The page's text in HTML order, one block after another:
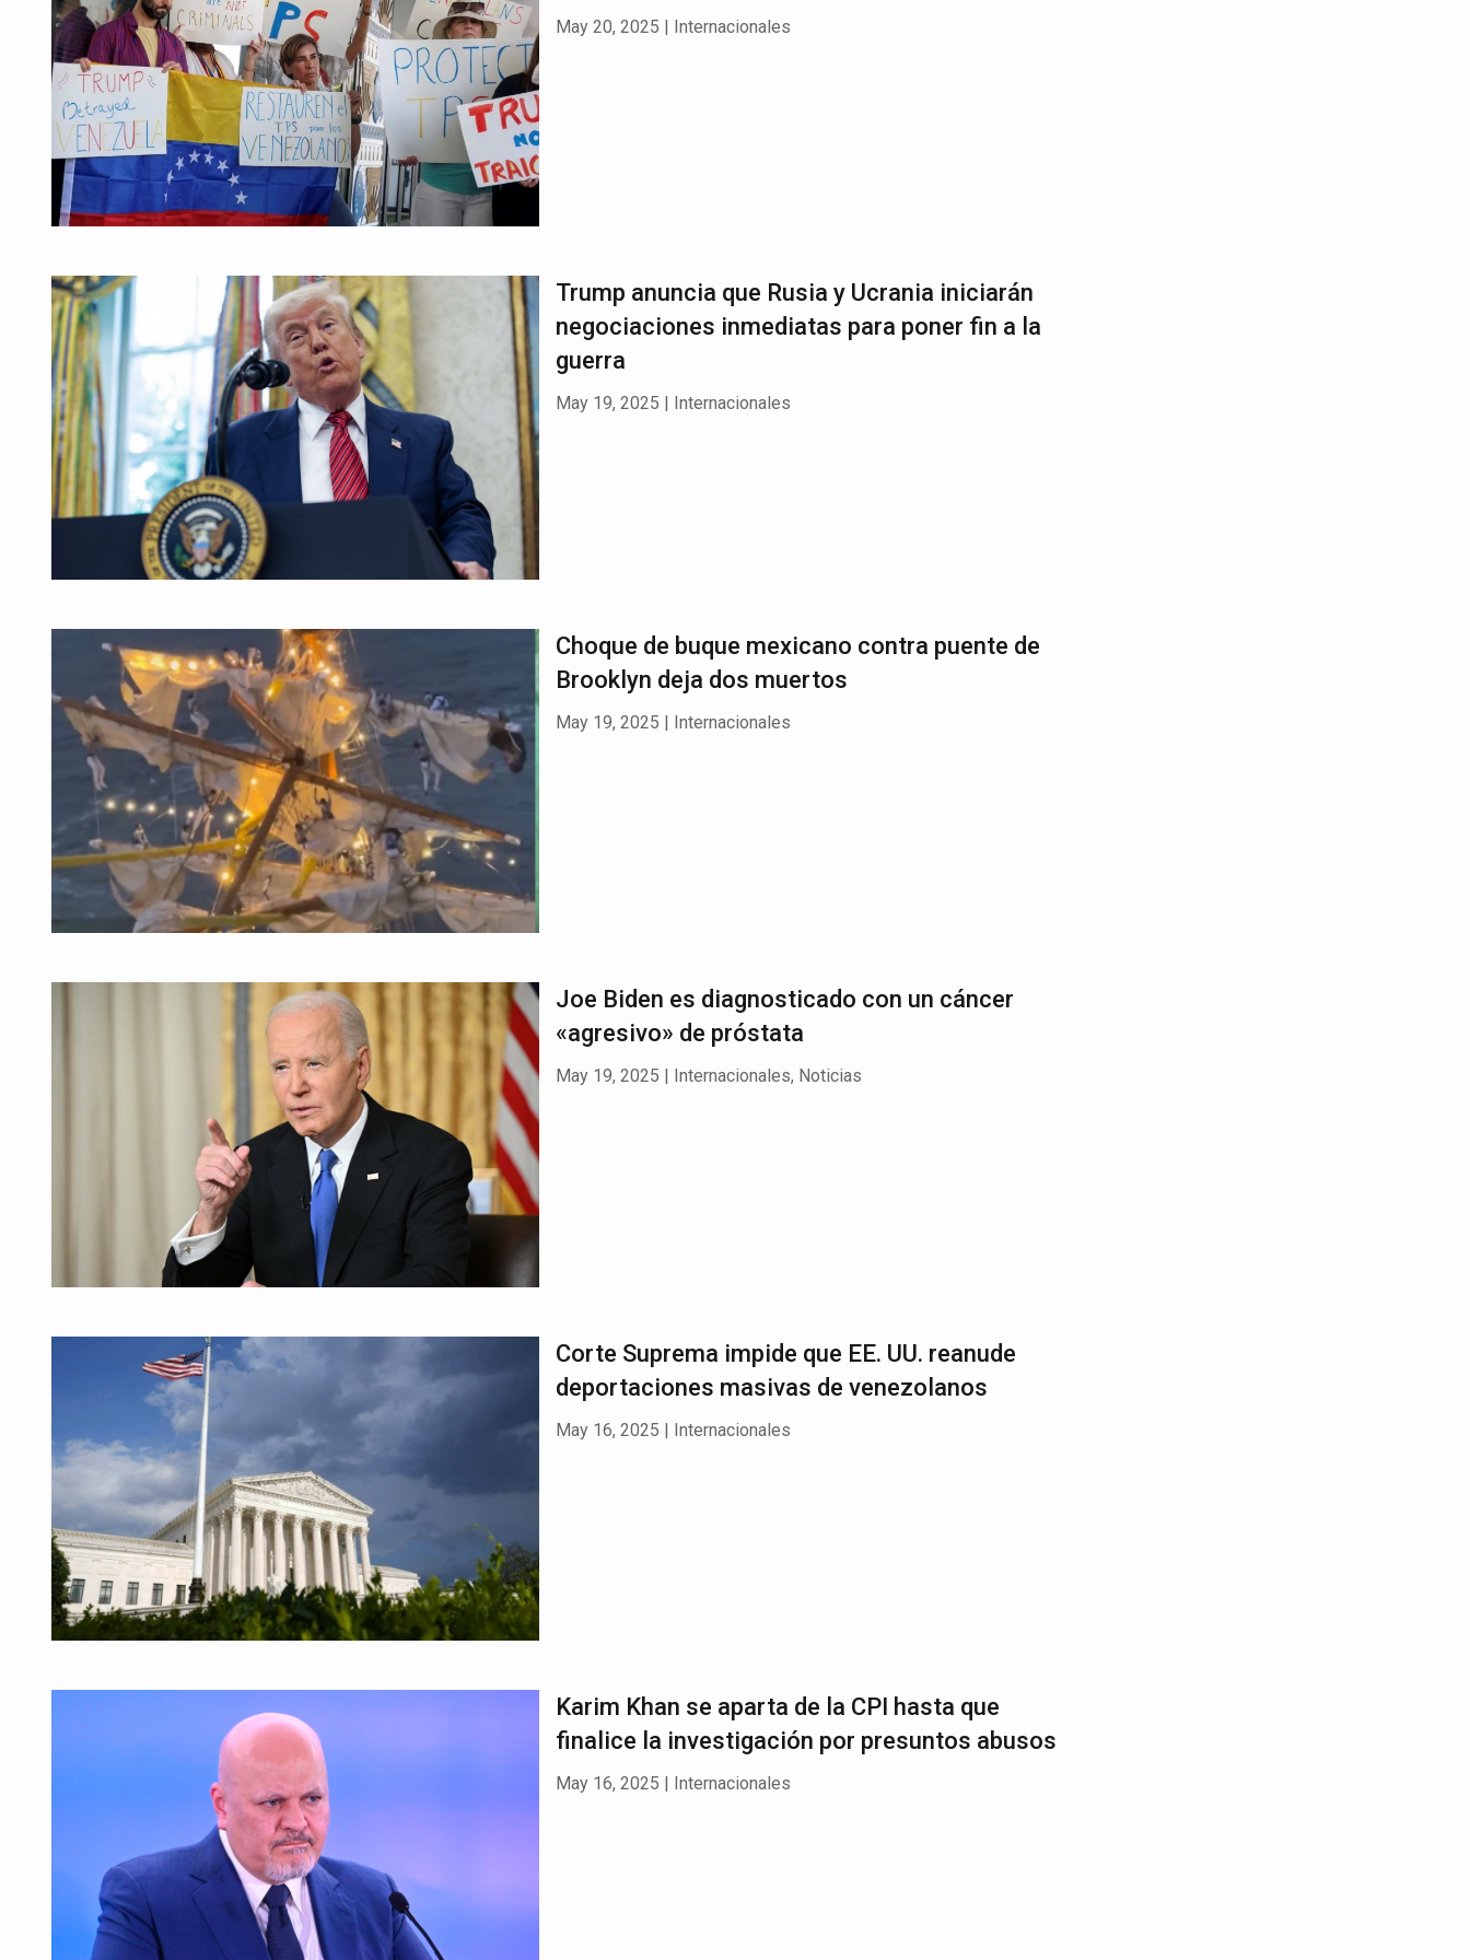
May 20, 2025 Internacionales
Trump anuncia que Rusia y Ucrania iniciarán
negociaciones inmediatas para poner fin a la
guerra
May 19, 2025 | Internacionales
Choque de buque mexicano contra puente de
Brooklyn deja dos muertos
May 19, 2025 | Internacionales
Joe Biden es diagnosticado con un cáncer
«agresivo» de próstata
May 19, 2025 Internacionales, Noticias
Corte Suprema impide que EE. UU. reanude
deportaciones masivas de venezolanos
May 16, 2025 | Internacionales
Karim Khan se aparta de la CPI hasta que
finalice la investigación por presuntos abusos
May 16, 2025 Internacionales